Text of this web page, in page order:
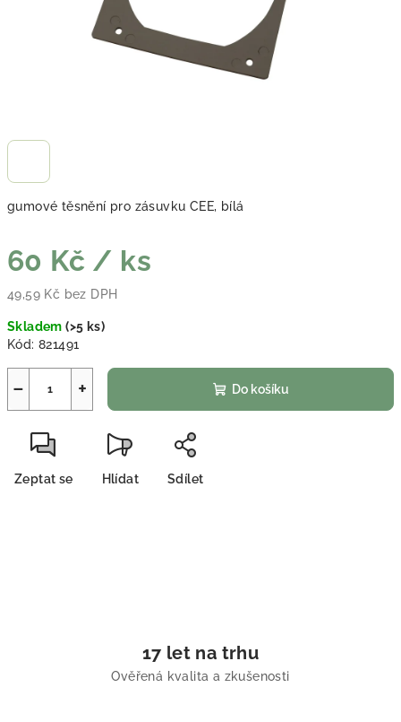
gumové těsnění pro zásuvku CEE, bílá
60 Kč / ks
49,59 Kč bez DPH
Skladem(>5 ks)
Kód: 821491
+
− Do košíku
Zeptat se Hlídat Sdílet
17 let na trhu
Ověřená kvalita a zkušenosti